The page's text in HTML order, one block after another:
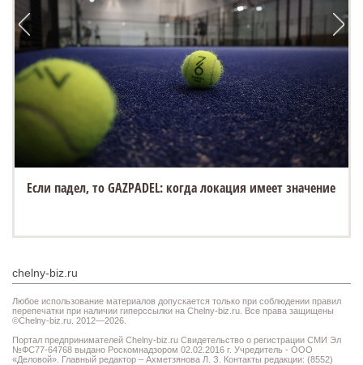
Если падел, то GAZPADEL: когда локация имеет значение
chelny-biz.ru
Любое использование материалов допускается только при соблюдении правил
перепечатки при наличии гиперссылки на Chelny-biz.ru. Все права защищены
©Chelny-biz.ru. 2012—2026.
Портал предпринимателей Chelny-biz.ru Свидетельство о регистрации СМИ Эл
№ФС77-64768 выдано Роскомнадзором 02.02.2016 г. Учредитель - ООО
«Деловой». Главный редактор – Ахметзянова Л. З. Контакты редакции: (8552)